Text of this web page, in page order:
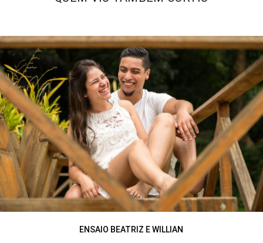
ENSAIO BEATRIZ E WILLIAN